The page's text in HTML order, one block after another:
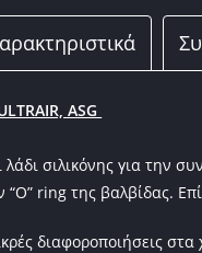
ASG
λάδι σιλικόνης για
ring της βαλβίδας.
διαφοροποιήσεις